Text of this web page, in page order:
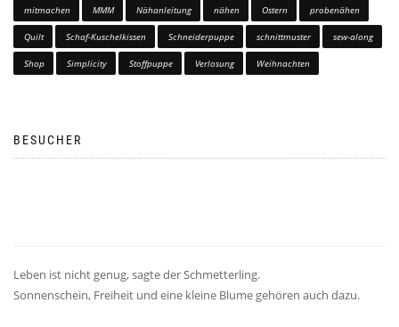
mitmachen MMM Nähanleitung nähen Ostern probenähen
Quilt Schaf-Kuschelkissen Schneiderpuppe schnittmuster sew-along
Shop Simplicity Stoffpuppe Verlosung Weihnachten
BESUCHER
Leben ist nicht genug, sagte der Schmetterling.
Sonnenschein, Freiheit und eine kleine Blume gehören auch dazu.